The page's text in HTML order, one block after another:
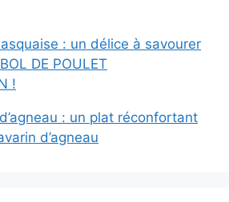
: un délice à savourer
BOL DE POULET
!
: un plat réconfortant
d’agneau